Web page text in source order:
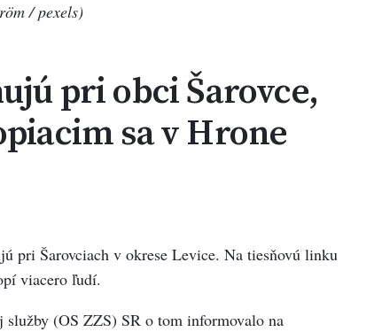
/ pexels)
pri obci Šarovce,
sa v Hrone
pri Šarovciach v okrese Levice. Na tiesňovú linku
viacero ľudí.
služby (OS ZZS) SR o tom informovalo na